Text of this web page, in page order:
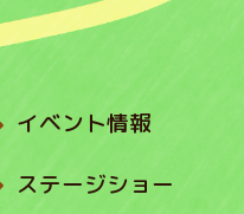
イベント情報
ステージショー